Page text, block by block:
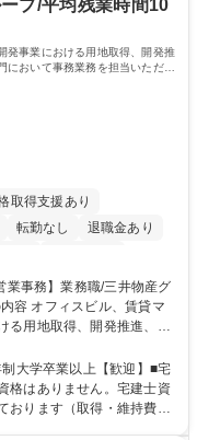
プ/平均残業時間10
発事業における用地取得、開発推
おいて事務業務を担当いただき
取得支援あり
転勤なし
退職金あり
る用地取得、開発推進、賃
において事務業務を担当
費用支払、支払管理、請
）・予算作成及び予実管
大学卒業以上【歓迎】■宅
格はありません。宅建士資
おります（取得・維持費用